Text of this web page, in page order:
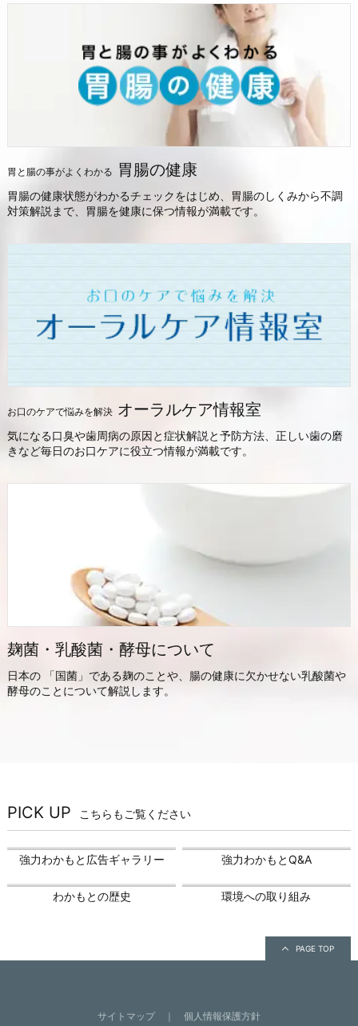
胃と腸の事がよくわかる 胃腸の健康
胃腸の健康状態がわかるチェックをはじめ、胃腸のしくみから不調
対策解説まで、胃腸を健康に保つ情報が満載です。
お口のケアで悩みを解決 オーラルケア情報室
気になる口臭や歯周病の原因と症状解説と予防方法、正しい歯の磨
きなど毎日のお口ケアに役立つ情報が満載です。
麹菌・乳酸菌・酵母について
日本の 「国菌」である麹のことや、腸の健康に欠かせない乳酸菌や
酵母のことについて解説します。
PICK UP こちらもご覧ください
強力わかもと広告ギャラリー 強力わかもとQ&A
わかもとの歴史 環境への取り組み
PAGE TOP
サイトマップ
個人情報保護方針